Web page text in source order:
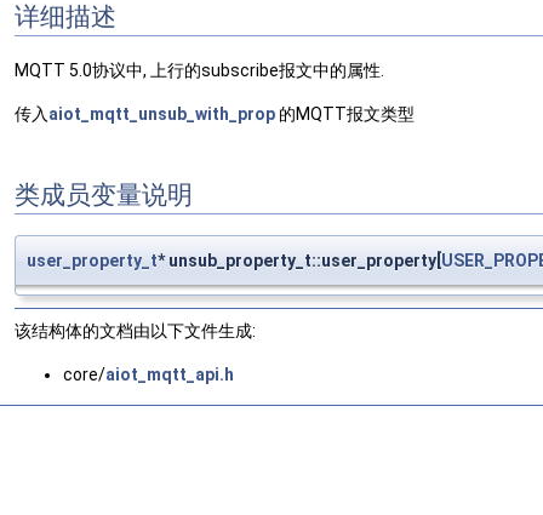
详细描述
MQTT 5.0协议中, 上行的subscribe报文中的属性.
传入 aiot_mqtt_unsub_with_prop 的MQTT报文类型
类成员变量说明
user_property_t* unsub_property_t::user_property[
该结构体的文档由以下文件生成:
core/aiot_mqtt_api.h